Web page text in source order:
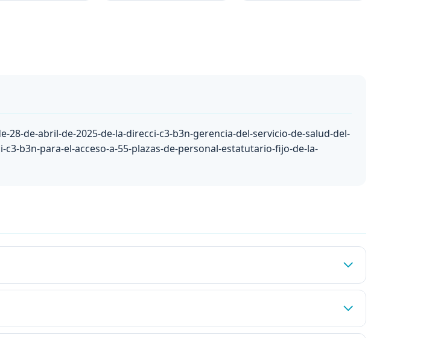
de-abril-de-2025-de-la-direcci-c3-b3n-gerencia-del-servicio-de-salud-del-
b3n-para-el-acceso-a-55-plazas-de-personal-estatutario-fijo-de-la-